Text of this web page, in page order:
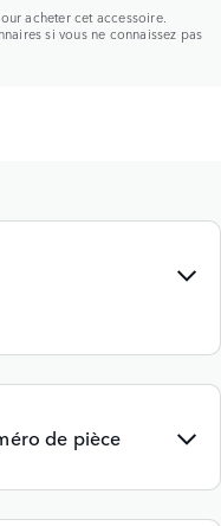
acheter cet accessoire.
si vous ne connaissez pas
de pièce